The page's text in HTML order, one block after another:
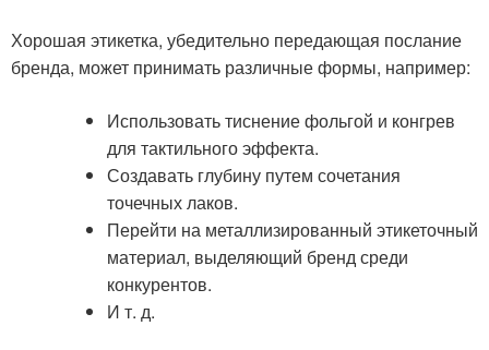
Хорошая этикетка, убедительно передающая послание
бренда, может принимать различные формы, например:
Использовать тиснение фольгой и конгрев
для тактильного эффекта.
Создавать глубину путем сочетания
точечных лаков.
Перейти на металлизированный этикеточный
материал, выделяющий бренд среди
конкурентов.
И т. д.